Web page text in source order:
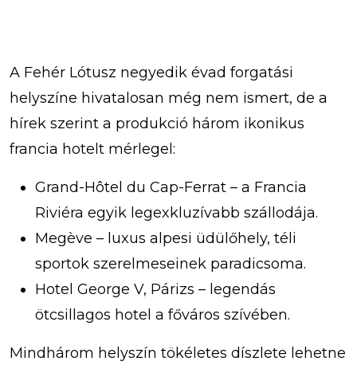
A Fehér Lótusz negyedik évad forgatási
helyszíne hivatalosan még nem ismert, de a
hírek szerint a produkció három ikonikus
francia hotelt mérlegel:
Grand-Hôtel du Cap-Ferrat – a Francia
Riviéra egyik legexkluzívabb szállodája.
Megève – luxus alpesi üdülőhely, téli
sportok szerelmeseinek paradicsoma.
Hotel George V, Párizs – legendás
ötcsillagos hotel a főváros szívében.
Mindhárom helyszín tökéletes díszlete lehetne